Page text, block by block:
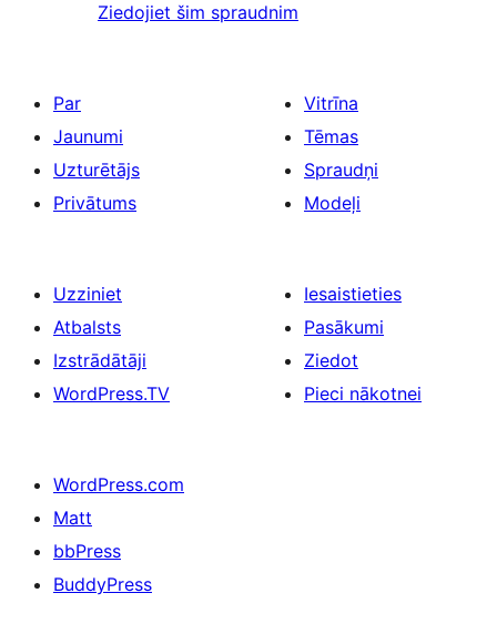
Ziedojiet šim spraudnim
Par
Jaunumi
Uzturētājs
Privātums
Vitrīna
Tēmas
Spraudņi
Modeļi
Uzziniet
Atbalsts
Izstrādātāji
WordPress.TV
Iesaistieties
Pasākumi
Ziedot
Pieci nākotnei
WordPress.com
Matt
bbPress
BuddyPress